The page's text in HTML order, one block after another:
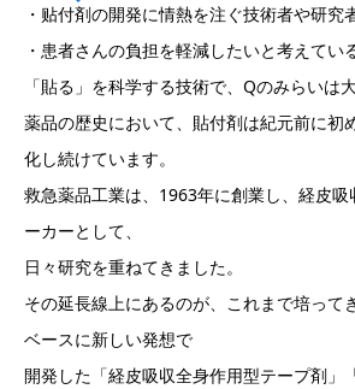
・贴付剤の開発に情熱を注ぐ技術者や研究
・患者さんの負担を軽減したいと考えてい
「貼る」を科学する技術で、Qのみらいは
薬品の歴史において、貼付剤は紀元前に初
化し続けています。
救急薬品工業は、1963年に創業し、経皮吸
ーカーとして、
日々研究を重ねてきました。
その延長線上にあるのが、これまで培って
ベースに新しい発想で
開発した「経皮吸収全身作用型テープ剤」